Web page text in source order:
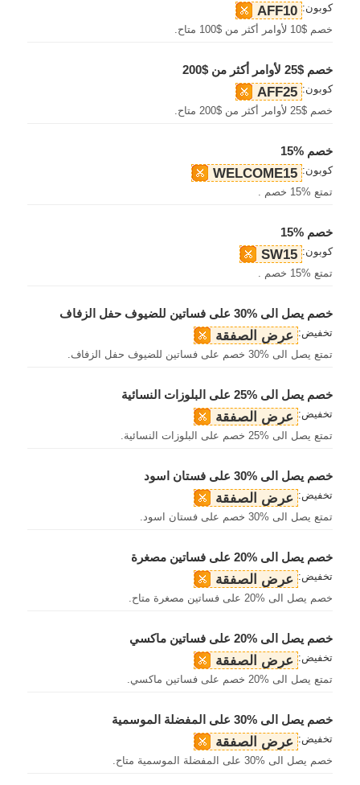
كوبون: AFF10
خصم $10 لأوامر أكثر من $100 متاح.
خصم $25 لأوامر أكثر من $200
كوبون: AFF25
خصم $25 لأوامر أكثر من $200 متاح.
خصم %15
كوبون: WELCOME15
تمتع %15 خصم .
خصم %15
كوبون: SW15
تمتع %15 خصم .
خصم يصل الى %30 على فساتين للضيوف حفل الزفاف
تخفيض: عرض الصفقة
تمتع يصل الى %30 خصم على فساتين للضيوف حفل الزفاف.
خصم يصل الى %25 على البلوزات النسائية
تخفيض: عرض الصفقة
تمتع يصل الى %25 خصم على البلوزات النسائية.
خصم يصل الى %30 على فستان اسود
تخفيض: عرض الصفقة
تمتع يصل الى %30 خصم على فستان اسود.
خصم يصل الى %20 على فساتين مصغرة
تخفيض: عرض الصفقة
خصم يصل الى %20 على فساتين مصغرة متاح.
خصم يصل الى %20 على فساتين ماكسي
تخفيض: عرض الصفقة
تمتع يصل الى %20 خصم على فساتين ماكسي.
خصم يصل الى %30 على المفضلة الموسمية
تخفيض: عرض الصفقة
خصم يصل الى %30 على المفضلة الموسمية متاح.